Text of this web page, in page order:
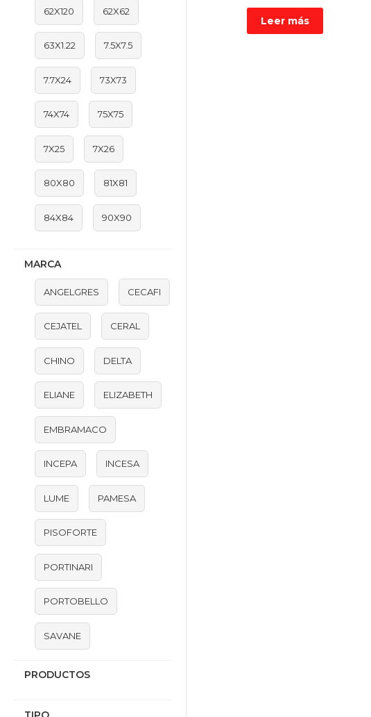
62X120 62X62
63X1.22 7.5X7.5
7.7X24 73X73
74X74 75X75
7X25 7X26
80X80 81X81
84X84 90X90
MARCA
ANGELGRES CECAFI
CEJATEL CERAL
CHINO DELTA
ELIANE ELIZABETH
EMBRAMACO
INCEPA INCESA
LUME PAMESA
PISOFORTE
PORTINARI
PORTOBELLO
SAVANE
PRODUCTOS
Leer más